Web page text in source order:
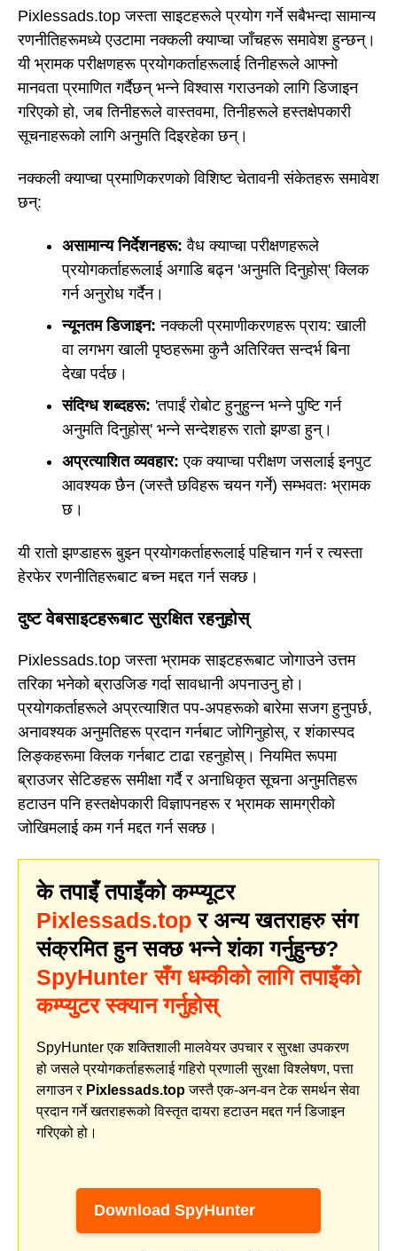
Pixlessads.top जस्ता साइटहरूले प्रयोग गर्ने सबैभन्दा सामान्य
रणनीतिहरूमध्ये एउटामा नक्कली क्याप्चा जाँचहरू समावेश हुन्छन्।
यी भ्रामक परीक्षणहरू प्रयोगकर्ताहरूलाई तिनीहरूले आफ्नो
मानवता प्रमाणित गर्दैछन् भन्ने विश्वास गराउनको लागि डिजाइन
गरिएको हो, जब तिनीहरूले वास्तवमा, तिनीहरूले हस्तक्षेपकारी
सूचनाहरूको लागि अनुमति दिइरहेका छन्।
नक्कली क्याप्चा प्रमाणिकरणको विशिष्ट चेतावनी संकेतहरू समावेश
छन्:
असामान्य निर्देशनहरू: वैध क्याप्चा परीक्षणहरूले
प्रयोगकर्ताहरूलाई अगाडि बढ्न 'अनुमति दिनुहोस्' क्लिक
गर्न अनुरोध गर्दैन।
न्यूनतम डिजाइन: नक्कली प्रमाणीकरणहरू प्राय: खाली
वा लगभग खाली पृष्ठहरूमा कुनै अतिरिक्त सन्दर्भ बिना
देखा पर्दछ।
संदिग्ध शब्दहरू: 'तपाईं रोबोट हुनुहुन्न भन्ने पुष्टि गर्न
अनुमति दिनुहोस्' भन्ने सन्देशहरू रातो झण्डा हुन्।
अप्रत्याशित व्यवहार: एक क्याप्चा परीक्षण जसलाई इनपुट
आवश्यक छैन (जस्तै छविहरू चयन गर्ने) सम्भवतः भ्रामक
छ।
यी रातो झण्डाहरू बुझ्न प्रयोगकर्ताहरूलाई पहिचान गर्न र त्यस्ता
हेरफेर रणनीतिहरूबाट बच्न मद्दत गर्न सक्छ।
दुष्ट वेबसाइटहरूबाट सुरक्षित रहनुहोस्
Pixlessads.top जस्ता भ्रामक साइटहरूबाट जोगाउने उत्तम
तरिका भनेको ब्राउजिङ गर्दा सावधानी अपनाउनु हो।
प्रयोगकर्ताहरूले अप्रत्याशित पप-अपहरूको बारेमा सजग हुनुपर्छ,
अनावश्यक अनुमतिहरू प्रदान गर्नबाट जोगिनुहोस्, र शंकास्पद
लिङ्कहरूमा क्लिक गर्नबाट टाढा रहनुहोस्। नियमित रूपमा
ब्राउजर सेटिङहरू समीक्षा गर्दै र अनाधिकृत सूचना अनुमतिहरू
हटाउन पनि हस्तक्षेपकारी विज्ञापनहरू र भ्रामक सामग्रीको
जोखिमलाई कम गर्न मद्दत गर्न सक्छ।
के तपाइँ तपाइँको कम्प्यूटर
Pixlessads.top र अन्य खतराहरु संग
संक्रमित हुन सक्छ भन्ने शंका गर्नुहुन्छ?
SpyHunter सँग धम्कीको लागि तपाइँको
कम्प्युटर स्क्यान गर्नुहोस्
SpyHunter एक शक्तिशाली मालवेयर उपचार र सुरक्षा उपकरण
हो जसले प्रयोगकर्ताहरूलाई गहिरो प्रणाली सुरक्षा विश्लेषण, पत्ता
लगाउन र Pixlessads.topजस्तै एक-अन-वन टेक समर्थन सेवा
प्रदान गर्ने खतराहरूको विस्तृत दायरा हटाउन मद्दत गर्न डिजाइन
गरिएको हो।
Download SpyHunter